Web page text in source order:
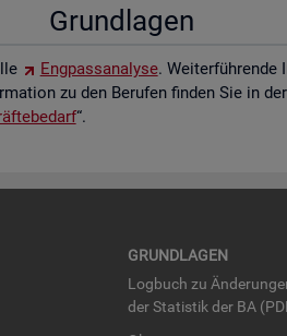
Grund­la­gen
Eng­pass­ana­ly­se. Wei­ter­füh­ren­de
zu den Be­ru­fen fin­den Sie in
“.
GRUND­LA­GEN
Log­buch zu
der Sta­tis­tik der BA